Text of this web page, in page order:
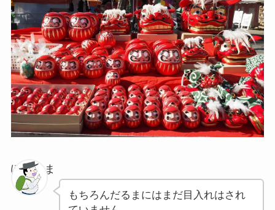
ぽちゃま
もちろんだるまにはまだ目入れはされ